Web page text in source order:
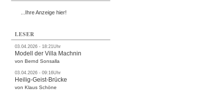
...Ihre Anzeige hier!
LESER
03.04.2026 - 18:21Uhr
Modell der Villa Machnin
von Bernd Sonsalla
03.04.2026 - 09:16Uhr
Heilig-Geist-Brücke
von Klaus Schöne